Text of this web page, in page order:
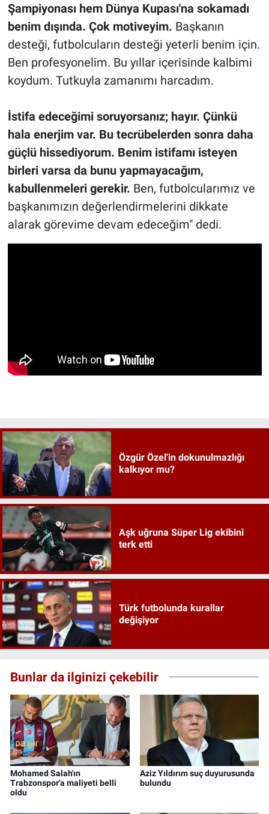
Şampiyonası hem Dünya Kupası'na sokamadı
benim dışında. Çok motiveyim. Başkanın
desteği, futbolcuların desteği yeterli benim için.
Ben profesyonelim. Bu yıllar içerisinde kalbimi
koydum. Tutkuyla zamanımı harcadım.
İstifa edeceğimi soruyorsanız; hayır. Çünkü
hala enerjim var. Bu tecrübelerden sonra daha
güçlü hissediyorum. Benim istifamı isteyen
birleri varsa da bunu yapmayacağım,
kabullenmeleri gerekir. Ben, futbolcularımız ve
başkanımızın değerlendirmelerini dikkate
alarak görevime devam edeceğim" dedi.
Özgür Özel'in dokunulmazlığı
kalkıyor mu?
Aşk uğruna Süper Lig ekibini
terk etti
Türk futbolunda kurallar
değişiyor
Bunlar da ilginizi çekebilir
Mohamed Salah'ın
Trabzonspor'a maliyeti belli
oldu
Aziz Yıldırım suç duyurusunda
bulundu